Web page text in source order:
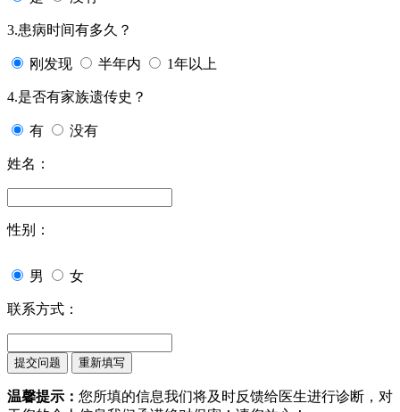
3.患病时间有多久？
刚发现 半年内 1年以上
4.是否有家族遗传史？
有 没有
姓名：
性别：
男 女
联系方式：
温馨提示： 您所填的信息我们将及时反馈给医生进行诊断，对